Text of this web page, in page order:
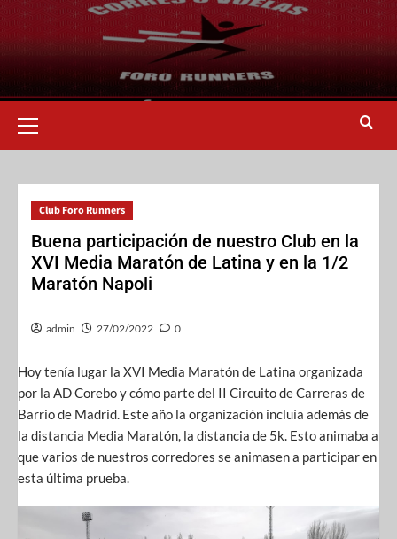
Club Foro Runners
Buena participación de nuestro Club en la
XVI Media Maratón de Latina y en la 1/2
Maratón Napoli
admin 27/02/2022 0
Hoy tenía lugar la XVI Media Maratón de Latina organizada
por la AD Corebo y cómo parte del II Circuito de Carreras de
Barrio de Madrid. Este año la organización incluía además de
la distancia Media Maratón, la distancia de 5k. Esto animaba a
que varios de nuestros corredores se animasen a participar en
esta última prueba.